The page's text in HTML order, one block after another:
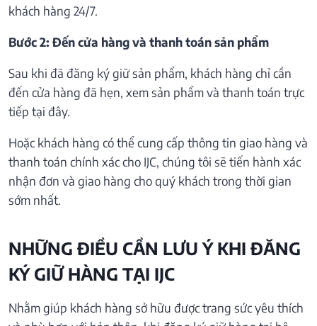
khách hàng 24/7.
Bước 2: Đến cửa hàng và thanh toán sản phẩm
Sau khi đã đăng ký giữ sản phẩm, khách hàng chỉ cần
đến cửa hàng đã hẹn, xem sản phẩm và thanh toán trực
tiếp tại đây.
Hoặc khách hàng có thể cung cấp thông tin giao hàng và
thanh toán chính xác cho IJC, chúng tôi sẽ tiến hành xác
nhận đơn và giao hàng cho quý khách trong thời gian
sớm nhất.
NHỮNG ĐIỀU CẦN LƯU Ý KHI ĐĂNG
KÝ GIỮ HÀNG TẠI IJC
Nhằm giúp khách hàng sở hữu được trang sức yêu thích